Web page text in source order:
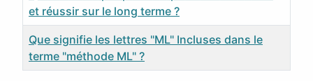
et réussir sur le long terme ?
Que signifie les lettres "ML" Incluses dans le
terme "méthode ML" ?